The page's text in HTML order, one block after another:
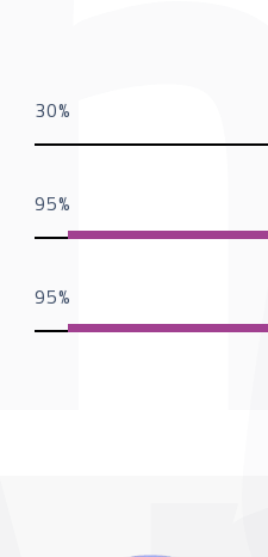
30
95
95